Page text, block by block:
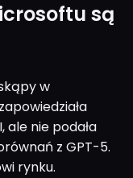
są
w
ale nie podała
z GPT-5.
rynku.